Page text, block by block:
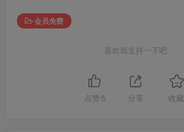
会员免费
喜欢就支持一下吧
点赞 5 分享 收藏